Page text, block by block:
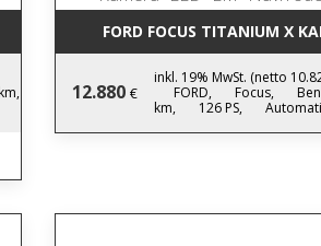
FORD FOCUS TITANIUM X
12.880 €
inkl. 19% MwSt. (netto
FORD,
Focus,
km,
126 PS,